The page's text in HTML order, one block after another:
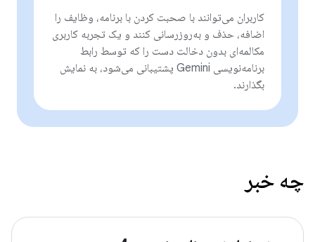
کاربران می‌توانند با صحبت کردن با برنامه، وظایف را
اضافه، حذف و به‌روزرسانی کنند و یک تجربه کاربری
مکالمه‌ای بدون دخالت دست را که توسط رابط
برنامه‌نویسی Gemini پشتیبانی می‌شود، به نمایش
بگذارند.
چه خبر